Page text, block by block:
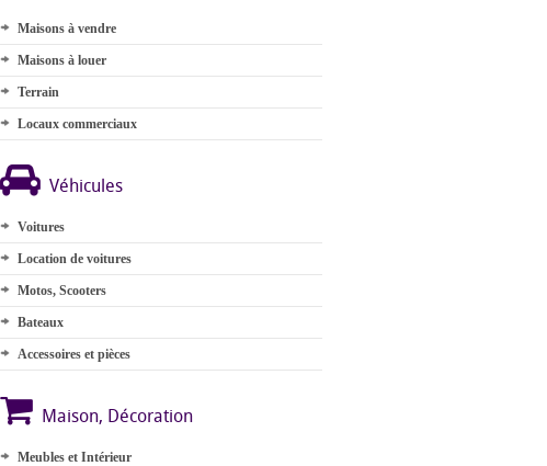
Maisons à vendre
Maisons à louer
Terrain
Locaux commerciaux
Véhicules
Voitures
Location de voitures
Motos, Scooters
Bateaux
Accessoires et pièces
Maison, Décoration
Meubles et Intérieur